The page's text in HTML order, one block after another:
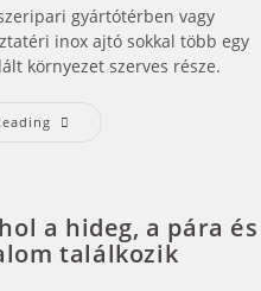
gyártótérben vagy
inox ajtó sokkal több egy
környezet szerves része.
a hideg, a pára és
találkozik